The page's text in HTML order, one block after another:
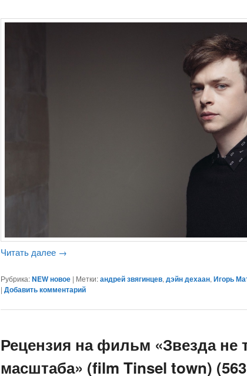
Читать далее →
Рубрика: NEW новое | Метки: андрей звягинцев,дэйн дехаан,Игорь
|Добавить комментарий
Рецензия на фильм «Звезда не
масштаба» (film Tinsel town)